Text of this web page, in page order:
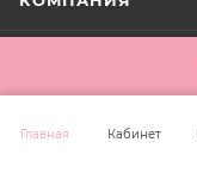
Главная Кабинет